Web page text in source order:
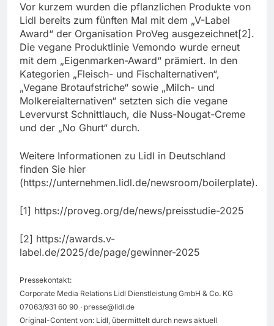
Vor kurzem wurden die pflanzlichen Produkte von
Lidl bereits zum fünften Mal mit dem „V-Label
Award“ der Organisation ProVeg ausgezeichnet[2].
Die vegane Produktlinie Vemondo wurde erneut
mit dem „Eigenmarken-Award“ prämiert. In den
Kategorien „Fleisch- und Fischalternativen“,
„Vegane Brotaufstriche“ sowie „Milch- und
Molkereialternativen“ setzten sich die vegane
Levervurst Schnittlauch, die Nuss-Nougat-Creme
und der „No Ghurt“ durch.
Weitere Informationen zu Lidl in Deutschland
finden Sie hier
(https://unternehmen.lidl.de/newsroom/boilerplate).
[1] https://proveg.org/de/news/preisstudie-2025
[2] https://awards.v-
label.de/2025/de/page/gewinner-2025
Pressekontakt:
Corporate Media Relations Lidl Dienstleistung GmbH & Co. KG
07063/931 60 90 · presse@lidl.de
Original-Content von: Lidl, übermittelt durch news aktuell